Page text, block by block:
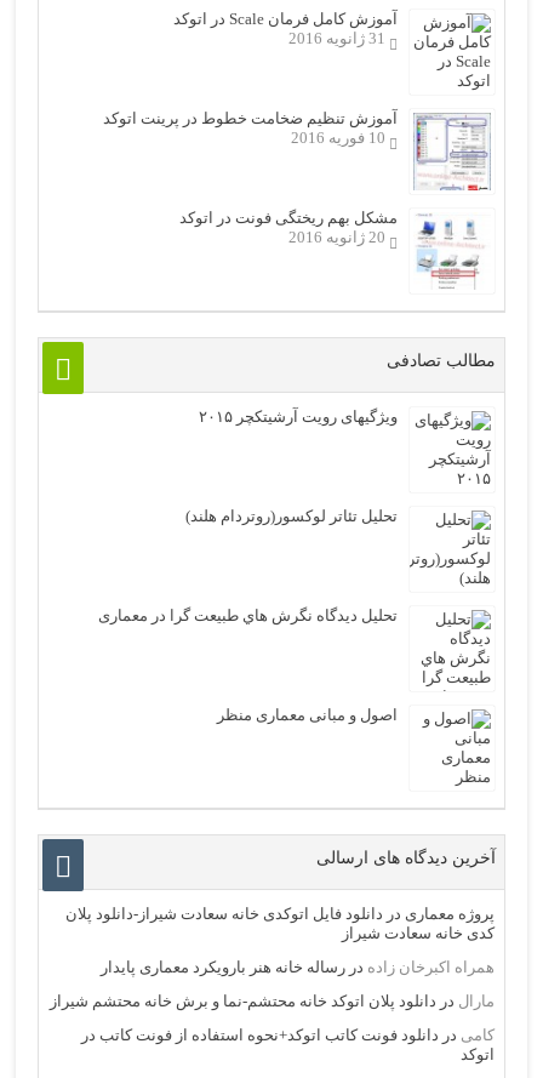
آموزش کامل فرمان Scale در اتوکد
31 ژانویه 2016
آموزش تنظیم ضخامت خطوط در پرینت اتوکد
10 فوریه 2016
مشکل بهم ریختگی فونت در اتوکد
20 ژانویه 2016
مطالب تصادفی
ویژگیهای رویت آرشیتکچر ۲۰۱۵
تحلیل تئاتر لوکسور(روتردام هلند)
تحلیل دیدگاه نگرش هاي طبيعت گرا در معماری
اصول و مبانی معماری منظر
آخرین دیدگاه های ارسالی
پروژه معماری در دانلود فایل اتوکدی خانه سعادت شیراز-دانلود پلان
کدی خانه سعادت شیراز
همراه اکبرخان زاده دررساله خانه هنر بارویکرد معماری پایدار
مارال در دانلود پلان اتوکد خانه محتشم-نما و برش خانه محتشم شیراز
کامی در دانلود فونت کاتب اتوکد+نحوه استفاده از فونت کاتب در
اتوکد